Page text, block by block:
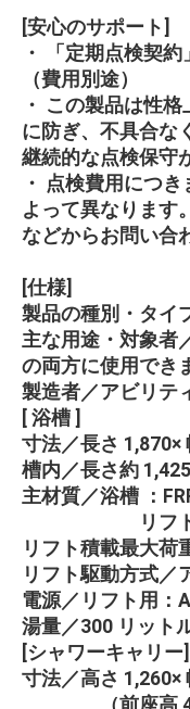
[安心のサポート]
・ 「定期点検契
（費用別途）
・ この製品は性
に防ぎ、不具合な
継続的な点検保守
・ 点検費用につ
よって異なります
などからお問い合
[仕様]
製品の種別・タイ
主な用途・対象者
の両方に使用でき
製造者／アビリテ
[ 浴槽 ]
寸法／長さ 1,870×
槽内／長さ約
主材質／浴槽 ：
リフト ：
リフト積載最大荷
リフト駆動方式／
電源／リフト用
湯量／300 リット
[シャワーキャリー]
寸法／高さ 1,260×